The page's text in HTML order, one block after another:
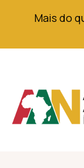
Mais do